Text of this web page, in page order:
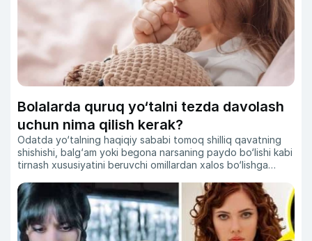
Bolalarda quruq yo‘talni tezda davolash
uchun nima qilish kerak?
Odatda yo‘talning haqiqiy sababi tomoq shilliq qavatning
shishishi, balg‘am yoki begona narsaning paydo bo‘lishi kabi
tirnash xususiyatini beruvchi omillardan xalos bo‘lishga